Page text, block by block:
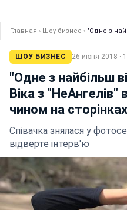
Главная › Шоу бизнес › "Одне з
ШОУ БИЗНЕС 26 июня 2018 ·
"Одне з найбільш
Віка з
чином на
Співачка знялася у
відверте інтерв'ю